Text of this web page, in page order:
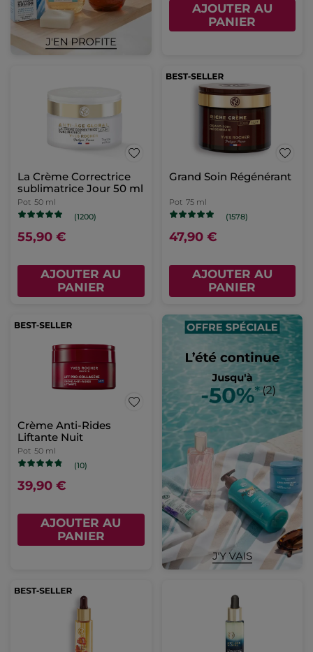
AJOUTER AU
PANIER
La Crème Correctrice
sublimatrice Jour 50 ml
Pot 50 ml
(1200)
55,90 €
AJOUTER AU
PANIER
Grand Soin Régénérant
Pot 75 ml
(1578)
47,90 €
AJOUTER AU
PANIER
Crème Anti-Rides
Liftante Nuit
Pot 50 ml
(10)
39,90 €
AJOUTER AU
PANIER